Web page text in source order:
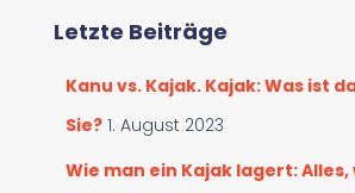
dn
Letzte Beiträge
Kanu vs. Kajak. Kajak: Was ist
Sie? 1. August 2023
Wie man ein Kajak lagert: Alles,